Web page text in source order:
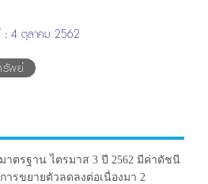
: 4 ตุลาคม 2562
รัพย์
ตรฐาน ไตรมาส 3 ปี 2562 มีค่าดัชนี
ารขยายตัวลดลงต่อเนื่องมา 2